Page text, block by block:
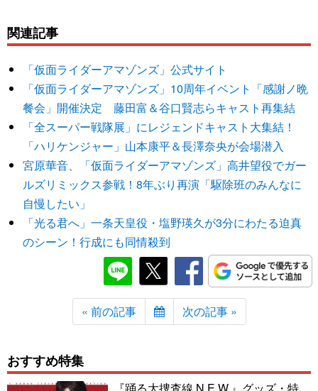
関連記事
「仮面ライダーアマゾンズ」公式サイト
「仮面ライダーアマゾンズ」10周年イベント「感謝ノ晩
餐会」開催決定 藤田富＆谷口賢志らキャスト再集結
「全スーパー戦隊展」にレジェンドキャスト大集結！
「ハリケンジャー」山本康平＆長澤奈央が会場潜入
宮原華音、「仮面ライダーアマゾンズ」高井望役でガー
ルズリミックス参戦！8年ぶり再演「駆除班のみんなに
自慢したい」
「光る君へ」一条天皇役・塩野瑛久が3分にわたる迫真
のシーン！行成にも同情殺到
« 前の記事 次の記事 »
おすすめ特集
『踊る大捜査線 N.E.W.』グッズ・特